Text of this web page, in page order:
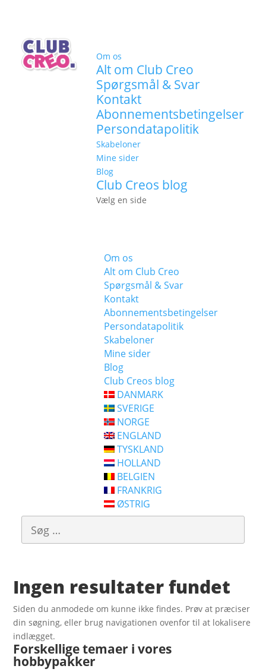
Om os
Alt om Club Creo
Spørgsmål & Svar
Kontakt
Abonnementsbetingelser
Persondatapolitik
Skabeloner
Mine sider
Blog
Club Creos blog
Vælg en side
Om os
Alt om Club Creo
Spørgsmål & Svar
Kontakt
Abonnementsbetingelser
Persondatapolitik
Skabeloner
Mine sider
Blog
Club Creos blog
DANMARK
SVERIGE
NORGE
ENGLAND
TYSKLAND
HOLLAND
BELGIEN
FRANKRIG
ØSTRIG
Ingen resultater fundet
Siden du anmodede om kunne ikke findes. Prøv at præciser
din søgning, eller brug navigationen ovenfor til at lokalisere
indlægget.
Forskellige temaer i vores
hobbypakker